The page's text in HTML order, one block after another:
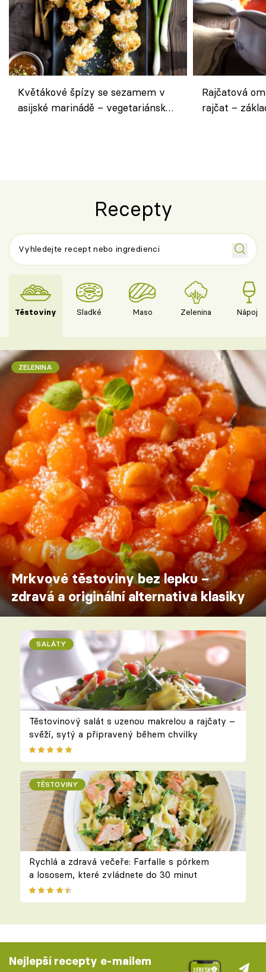
Květákové špízy se sezamem v
asijské marinádě – vegetariánská
Rajčatová
rajčat –
Recepty
Těstoviny Sladké Maso Zelenina Nápoje
ZELENINA
Mrkvové těstoviny bez lepku –
zdravá a originální alternativa klasiky
SALÁTY
Těstovinový salát s uzenou makrelou a rajčaty –
svěží, sytý a připravený během chvilky
TĚSTOVINY
Rychlá a zdravá večeře: Farfalle s pórkem
a lososem, které zvládnete do 30 minut
Nejlepší recepty e-mailem